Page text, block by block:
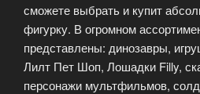
сможете выбрать и купит
фигурку. В огромном
представлены: динозавры,
Лилт Пет Шоп, Лошадки Filly,
персонажи мультфильмов,